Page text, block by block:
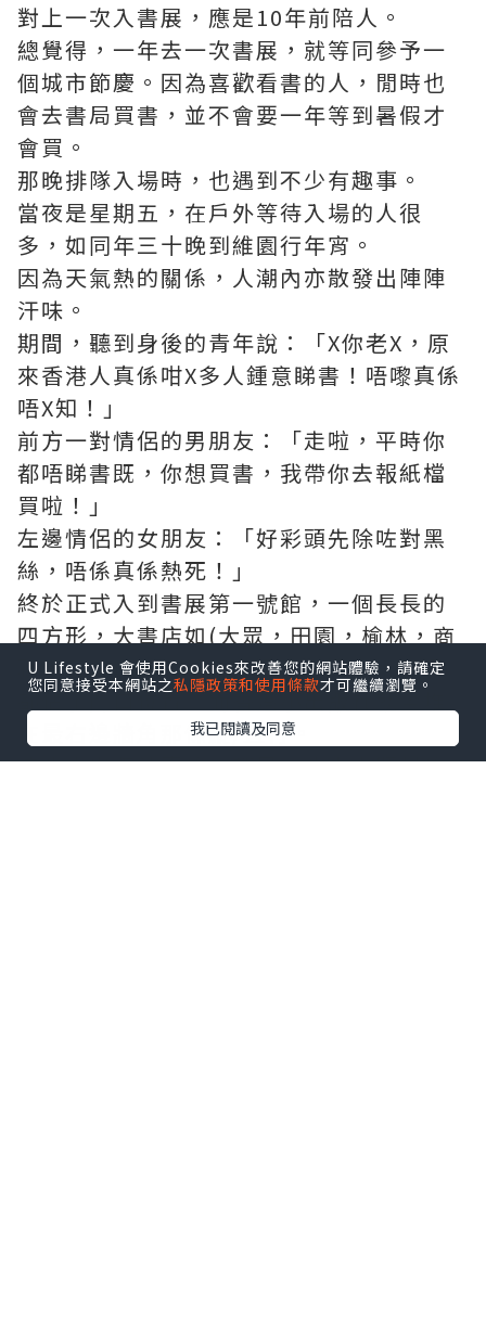
對上一次入書展，應是10年前陪人。
總覺得，一年去一次書展，就等同參予一
個城市節慶。因為喜歡看書的人，閒時也
會去書局買書，並不會要一年等到暑假才
會買。
那晚排隊入場時，也遇到不少有趣事。
當夜是星期五，在戶外等待入場的人很
多，如同年三十晚到維園行年宵。
因為天氣熱的關係，人潮內亦散發出陣陣
汗味。
期間，聽到身後的青年說：「X你老X，原
來香港人真係咁X多人鍾意睇書！唔嚟真係
唔X知！」
前方一對情侶的男朋友：「走啦，平時你
都唔睇書既，你想買書，我帶你去報紙檔
買啦！」
左邊情侶的女朋友：「好彩頭先除咗對黑
絲，唔係真係熱死！」
終於正式入到書展第一號館，一個長長的
四方形，大書店如(大眾，田園，榆林，商
務，三聯)及傳媒如(明報，信報，及晴報)
都佔了門口位置。而香港小出版社就全堆
在最右邊牆角那條縱/直行。
這些小出版社賣的，都是一些本土題材的
U Lifestyle 會使用Cookies來改善您的網站體驗，請確定
您同意接受本網站之私隱政策和使用條款才可繼續瀏覽。
我已閱讀及同意